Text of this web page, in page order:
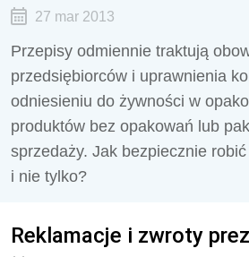
27 mar 2013
Przepisy odmiennie traktują
przedsiębiorców i uprawnienia
odniesieniu do żywności w
produktów bez opakowań lub
sprzedaży. Jak bezpiecznie
i nie tylko?
Reklamacje i zwroty